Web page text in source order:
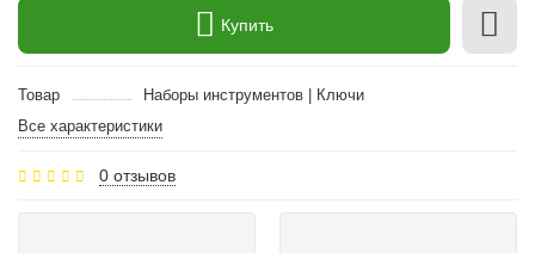
Купить
Товар
Наборы инструментов | Ключи
Все характеристики
0 отзывов